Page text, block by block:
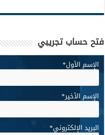
فتح حساب تجريبي
الإسم الأول*
الإسم الأخير*
البريد الإلكتروني*